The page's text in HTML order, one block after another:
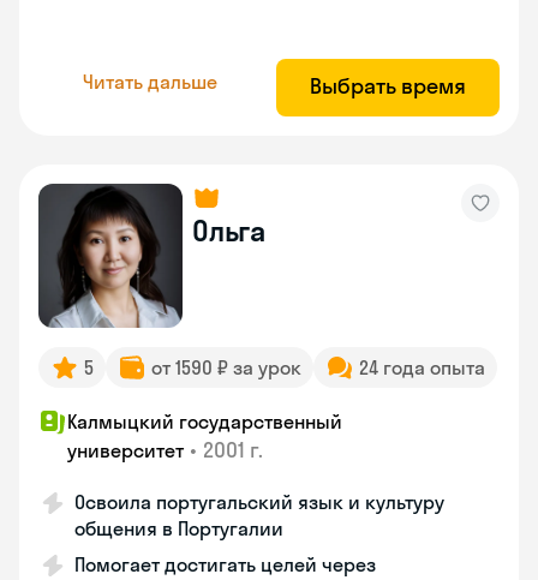
Читать дальше Выбрать время
Ольга
5 от 1590 ₽ за урок 24 года опыта
Калмыцкий государственный
университет • 2001 г.
Освоила португальский язык и культуру
общения в Португалии
Помогает достигать целей через